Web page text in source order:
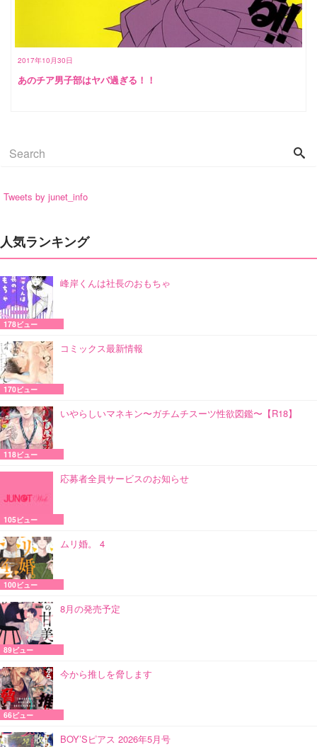
2017年10月30日
あのチア男子部はヤバ過ぎる！！
Tweets by junet_info
人気ランキング
峰岸くんは社長のおもちゃ
178ビュー
コミックス最新情報
170ビュー
いやらしいマネキン〜ガチムチスーツ性欲図鑑〜【R18】
118ビュー
応募者全員サービスのお知らせ
105ビュー
ムリ婚。 4
100ビュー
8月の発売予定
89ビュー
今から推しを脅します
66ビュー
BOY’Sピアス 2026年5月号